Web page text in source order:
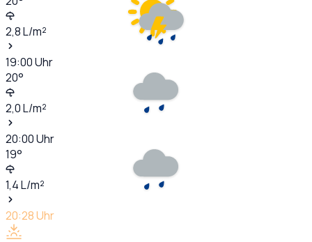
2,8L/m²
19:00Uhr
20°
2,0L/m²
20:00Uhr
19°
1,4L/m²
20:28Uhr